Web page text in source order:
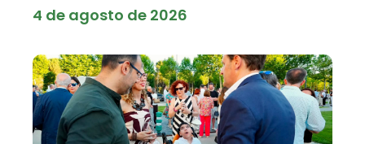
4 de agosto de 2026